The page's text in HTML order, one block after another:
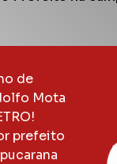
de
Mota
prefeito